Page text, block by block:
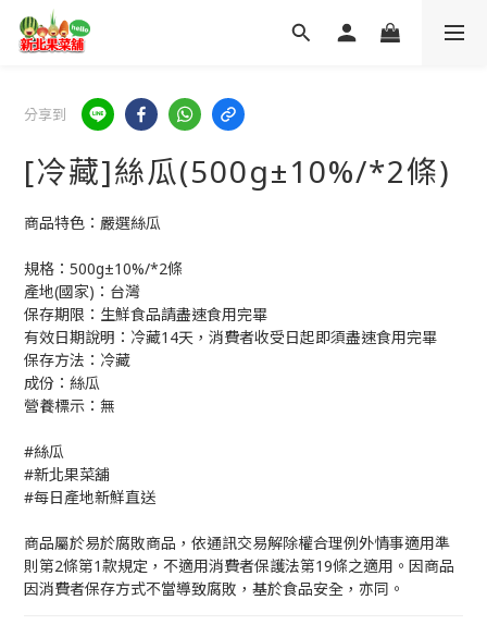
分享到
[冷藏]絲瓜(500g±10%/*2條)
商品特色：嚴選絲瓜
規格：500g±10%/*2條
產地(國家)：台灣
保存期限：生鮮食品請盡速食用完畢
有效日期說明：冷藏14天，消費者收受日起即須盡速食用完畢
保存方法：冷藏
成份：絲瓜
營養標示：無
#絲瓜
#新北果菜舖
#每日產地新鮮直送
商品屬於易於腐敗商品，依通訊交易解除權合理例外情事適用準
則第2條第1款規定，不適用消費者保護法第19條之適用。因商品
因消費者保存方式不當導致腐敗，基於食品安全，亦同。